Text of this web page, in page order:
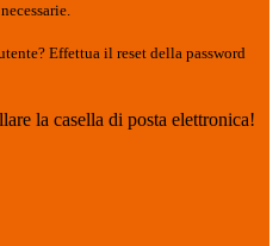
Effettua il reset della password
la casella di posta elettronica!